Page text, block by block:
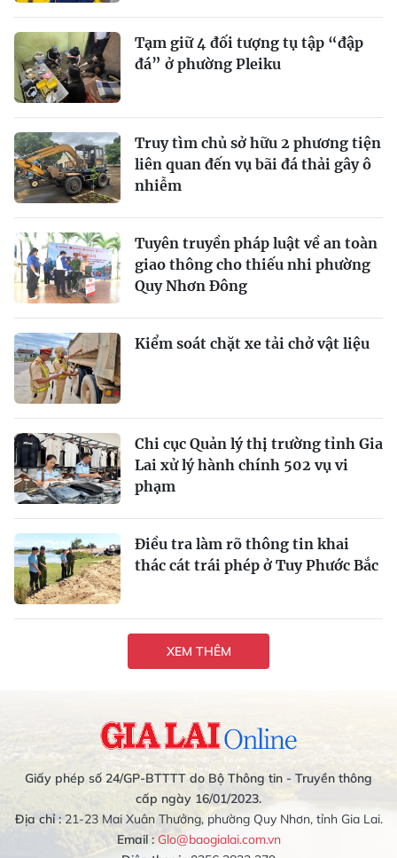
Tạm giữ 4 đối tượng tụ tập “đập
đá” ở phường Pleiku
Truy tìm chủ sở hữu 2 phương tiện
liên quan đến vụ bãi đá thải gây ô
nhiễm
Tuyên truyền pháp luật về an toàn
giao thông cho thiếu nhi phường
Quy Nhơn Đông
Kiểm soát chặt xe tải chở vật liệu
Chi cục Quản lý thị trường tỉnh Gia
Lai xử lý hành chính 502 vụ vi
phạm
Điều tra làm rõ thông tin khai
thác cát trái phép ở Tuy Phước Bắc
XEM THÊM
Giấy phép số 24/GP-BTTTT do Bộ Thông tin - Truyền thông
cấp ngày 16/01/2023.
Địa chỉ :21-23 Mai Xuân Thưởng, phường Quy Nhơn, tỉnh Gia Lai.
Email : Glo@baogialai.com.vn